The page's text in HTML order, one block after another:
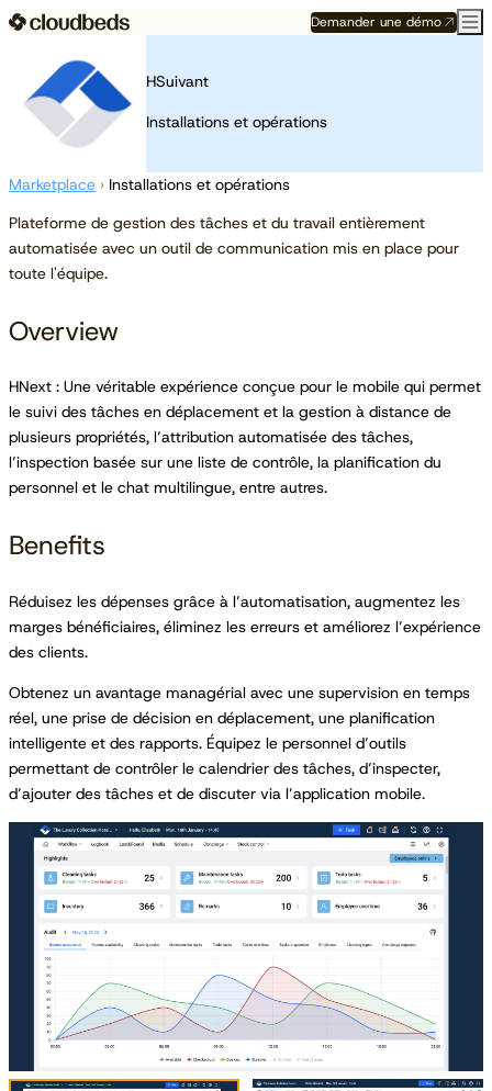
Demander une démo
HSuivant
Installations et opérations
Marketplace › Installations et opérations
Plateforme de gestion des tâches et du travail entièrement
automatisée avec un outil de communication mis en place pour
toute l'équipe.
Overview
HNext : Une véritable expérience conçue pour le mobile qui permet
le suivi des tâches en déplacement et la gestion à distance de
plusieurs propriétés, l’attribution automatisée des tâches,
l’inspection basée sur une liste de contrôle, la planification du
personnel et le chat multilingue, entre autres.
Benefits
Réduisez les dépenses grâce à l’automatisation, augmentez les
marges bénéficiaires, éliminez les erreurs et améliorez l’expérience
des clients.
Obtenez un avantage managérial avec une supervision en temps
réel, une prise de décision en déplacement, une planification
intelligente et des rapports. Équipez le personnel d’outils
permettant de contrôler le calendrier des tâches, d’inspecter,
d’ajouter des tâches et de discuter via l’application mobile.